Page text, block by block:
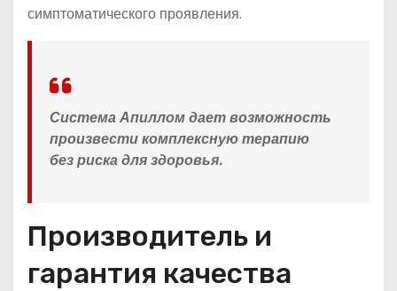
симптоматического проявления.
Система Апиллом дает возможность
произвести комплексную терапию
без риска для здоровья.
Производитель и
гарантия качества